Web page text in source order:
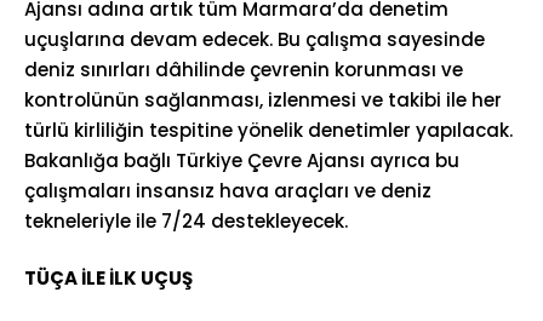
Ajansı adına artık tüm Marmara’da denetim
uçuşlarına devam edecek. Bu çalışma sayesinde
deniz sınırları dâhilinde çevrenin korunması ve
kontrolünün sağlanması, izlenmesi ve takibi ile her
türlü kirliliğin tespitine yönelik denetimler yapılacak.
Bakanlığa bağlı Türkiye Çevre Ajansı ayrıca bu
çalışmaları insansız hava araçları ve deniz
tekneleriyle ile 7/24 destekleyecek.
TÜÇA İLE İLK UÇUŞ